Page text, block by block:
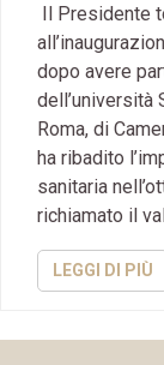
Il Presidente
dopo avere
dell’università
Roma, di
ha ribadito
sanitaria
richiamato il
LEGGI DI PIÙ